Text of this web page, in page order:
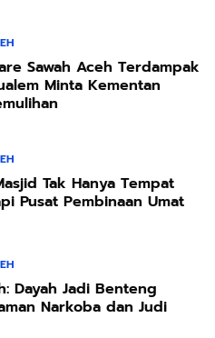
Sawah Aceh Terdampak
Minta Kementan
Tak Hanya Tempat
Pusat Pembinaan Umat
Dayah Jadi Benteng
Narkoba dan Judi